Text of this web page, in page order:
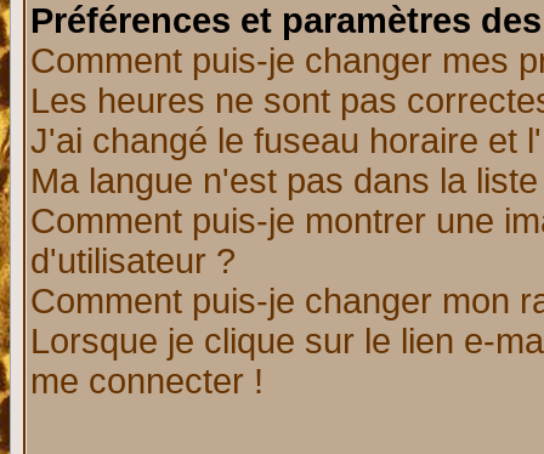
Préférences et paramètres
Comment puis-je changer mes
Les heures ne sont pas
J'ai changé le fuseau horaire et
Ma langue n'est pas dans la
Comment puis-je montrer une
d'utilisateur ?
Comment puis-je changer mon
Lorsque je clique sur le lien e-
me connecter !